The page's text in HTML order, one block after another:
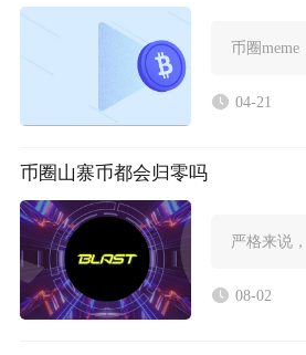
币圈
04-21
币圈山寨币都会归零吗
严格来说
08-02